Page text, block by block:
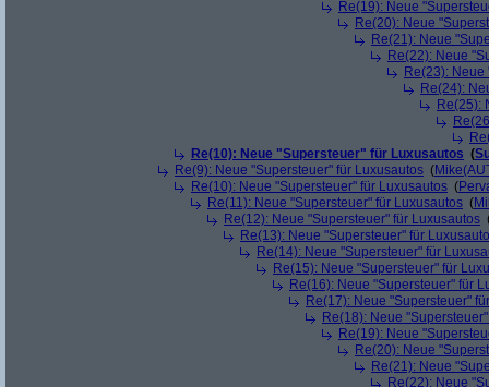
Re(19): Neue
Re(20): Neue
Re(21): Neue
Re(22): Neue
Re(23):
Re(24):
Re(25):
Re(10): Neue "Supersteuer" für Luxusautos (
Re(9): Neue "Supersteuer" für Luxusautos (
Re(10): Neue "Supersteuer" für Luxusautos (
Re(11): Neue "Supersteuer" für Luxusautos (
Re(12): Neue "Supersteuer" für Luxusautos
Re(13): Neue "Supersteuer" für
Re(14): Neue "Supersteuer" für
Re(15): Neue "Supersteuer" für
Re(16): Neue "Supersteuer" für
Re(17): Neue "Supersteuer"
Re(18): Neue
Re(19): Neue
Re(20): Neue
Re(21): Neue
Re(22): Neue